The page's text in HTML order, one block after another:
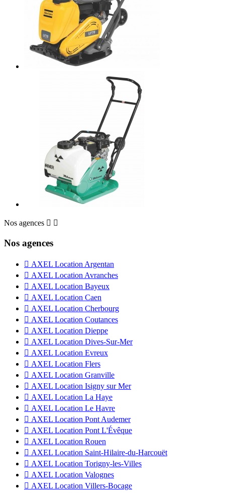
Nos agences  
Nos agences
 AXEL Location Argentan
 AXEL Location Avranches
 AXEL Location Bayeux
 AXEL Location Caen
 AXEL Location Cherbourg
 AXEL Location Coutances
 AXEL Location Dieppe
 AXEL Location Dives-Sur-Mer
 AXEL Location Evreux
 AXEL Location Flers
 AXEL Location Granville
 AXEL Location Isigny sur Mer
 AXEL Location La Haye
 AXEL Location Le Havre
 AXEL Location Pont Audemer
 AXEL Location Pont L'Évêque
 AXEL Location Rouen
 AXEL Location Saint-Hilaire-du-Harcouët
 AXEL Location Torigny-les-Villes
 AXEL Location Valognes
 AXEL Location Villers-Bocage